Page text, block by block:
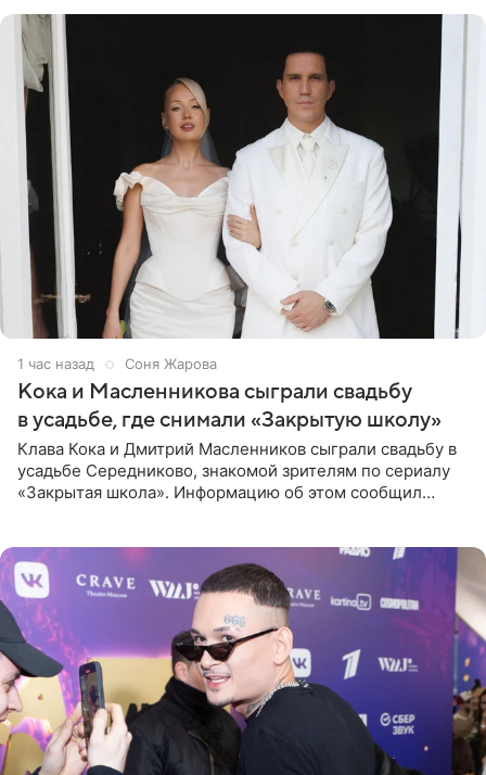
1 час назад Соня Жарова
Кока и Масленникова сыграли свадьбу
в усадьбе, где снимали «Закрытую школу»
Клава Кока и Дмитрий Масленников сыграли свадьбу в
усадьбе Середниково, знакомой зрителям по сериалу
«Закрытая школа». Информацию об этом сообщил